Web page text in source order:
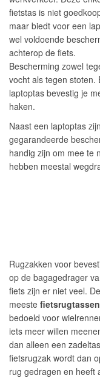
fietstas is niet
maar biedt voor een
wel voldoende
achterop de fiets.
Bescherming zowel
vocht als tegen stoten.
laptoptas bevestig je
haken.
Naast een laptoptas
gegarandeerde
handig zijn om mee te
hebben meestal
Rugzakken voor
op de bagagedrager
fiets zijn er niet veel. De
meeste fietsrugtassen
bedoeld voor
iets meer willen
dan alleen een
fietsrugzak wordt dan
rug gedragen en heeft